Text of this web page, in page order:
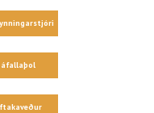
áfallaþol